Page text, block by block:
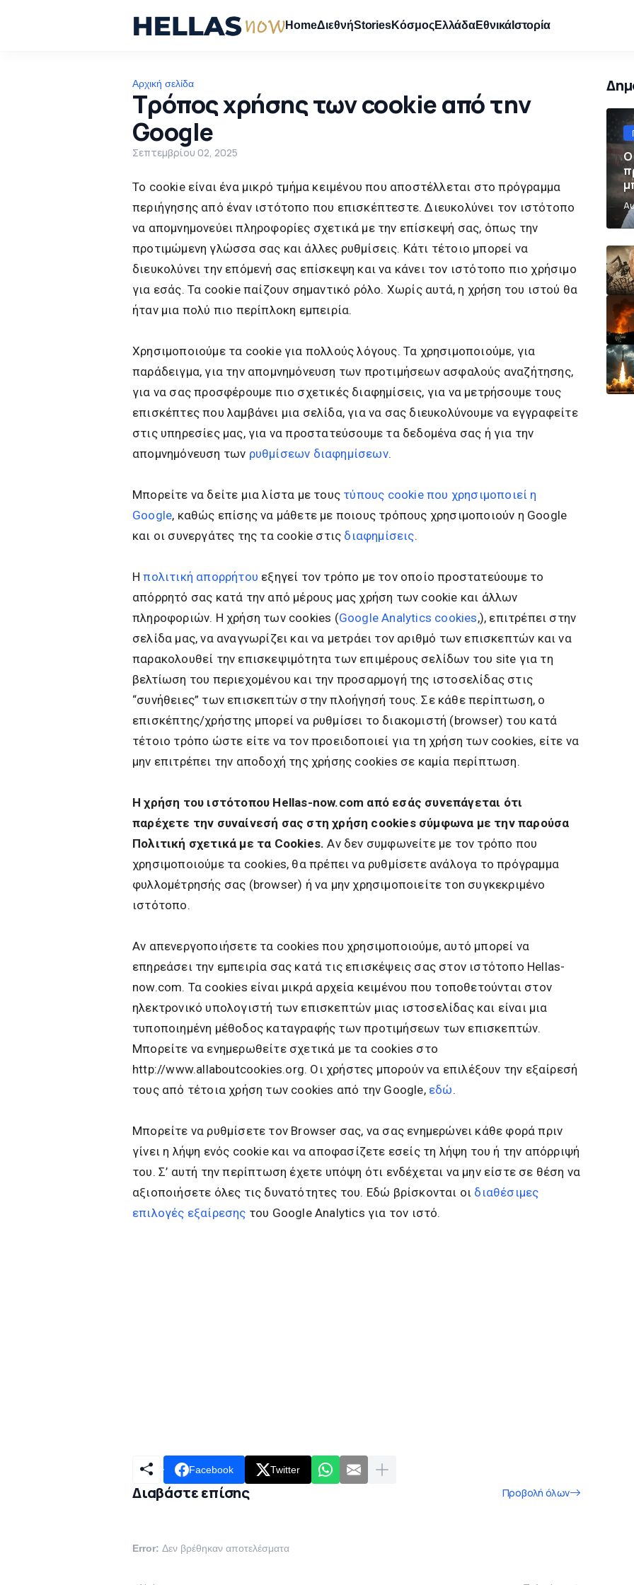
HomeΔιεθνήStoriesΚόσμοςΕλλάδαΕθνικάΙστορία
Αρχική σελίδα
Τρόπος χρήσης των cookie από την
Google
Σεπτεμβρίου 02, 2025
Το cookie είναι ένα μικρό τμήμα κειμένου που αποστέλλεται στο πρόγραμμα
περιήγησης από έναν ιστότοπο που επισκέπτεστε. Διευκολύνει τον ιστότοπο
να απομνημονεύει πληροφορίες σχετικά με την επίσκεψή σας, όπως την
προτιμώμενη γλώσσα σας και άλλες ρυθμίσεις. Κάτι τέτοιο μπορεί να
διευκολύνει την επόμενή σας επίσκεψη και να κάνει τον ιστότοπο πιο χρήσιμο
για εσάς. Τα cookie παίζουν σημαντικό ρόλο. Χωρίς αυτά, η χρήση του ιστού θα
ήταν μια πολύ πιο περίπλοκη εμπειρία.
Χρησιμοποιούμε τα cookie για πολλούς λόγους. Τα χρησιμοποιούμε, για
παράδειγμα, για την απομνημόνευση των προτιμήσεων ασφαλούς αναζήτησης,
για να σας προσφέρουμε πιο σχετικές διαφημίσεις, για να μετρήσουμε τους
επισκέπτες που λαμβάνει μια σελίδα, για να σας διευκολύνουμε να εγγραφείτε
στις υπηρεσίες μας, για να προστατεύσουμε τα δεδομένα σας ή για την
απομνημόνευση των ρυθμίσεων διαφημίσεων.
Μπορείτε να δείτε μια λίστα με τους τύπους cookie που χρησιμοποιεί η
Google, καθώς επίσης να μάθετε με ποιους τρόπους χρησιμοποιούν η Google
και οι συνεργάτες της τα cookie στις διαφημίσεις.
Ηπολιτική απορρήτου εξηγεί τον τρόπο με τον οποίο προστατεύουμε το
απόρρητό σας κατά την από μέρους μας χρήση των cookie και άλλων
πληροφοριών. Η χρήση των cookies (Google Analytics cookies,), επιτρέπει στηv
σελίδα μας, να αναγνωρίζει και να μετράει τον αριθμό των επισκεπτών και να
παρακολουθεί την επισκεψιμότητα των επιμέρους σελίδων του site για τη
βελτίωση του περιεχομένου και την προσαρμογή της ιστοσελίδας στις
“συνήθειες” των επισκεπτών στην πλοήγησή τους. Σε κάθε περίπτωση, ο
επισκέπτης/χρήστης μπορεί να ρυθμίσει το διακομιστή (browser) του κατά
τέτοιο τρόπο ώστε είτε να τον προειδοποιεί για τη χρήση των cookies, είτε να
μην επιτρέπει την αποδοχή της χρήσης cookies σε καμία περίπτωση.
Η χρήση του ιστότοπου Hellas-now.com από εσάς συνεπάγεται ότι
παρέχετε την συναίνεσή σας στη χρήση cookies σύμφωνα με την παρούσα
Πολιτική σχετικά με τα Cookies. Αν δεν συμφωνείτε με τον τρόπο που
χρησιμοποιούμε τα cookies, θα πρέπει να ρυθμίσετε ανάλογα το πρόγραμμα
φυλλομέτρησής σας (browser) ή να μην χρησιμοποιείτε τοn συγκεκριμένο
ιστότοπο.
Αν απενεργοποιήσετε τα cookies που χρησιμοποιούμε, αυτό μπορεί να
επηρεάσει την εμπειρία σας κατά τις επισκέψεις σας στον ιστότοπο Hellas-
now.com. Τα cookies είναι μικρά αρχεία κειμένου που τοποθετούνται στον
ηλεκτρονικό υπολογιστή των επισκεπτών μιας ιστοσελίδας και είναι μια
τυποποιημένη μέθοδος καταγραφής των προτιμήσεων των επισκεπτών.
Μπορείτε να ενημερωθείτε σχετικά με τα cookies στο
http://www.allaboutcookies.org. Οι χρήστες μπορούν να επιλέξουν την εξαίρεσή
τους από τέτοια χρήση των cookies από την Google, εδώ.
Μπορείτε να ρυθμίσετε τον Browser σας, να σας ενημερώνει κάθε φορά πριν
γίνει η λήψη ενός cookie και να αποφασίζετε εσείς τη λήψη του ή την απόρριψή
του. Σ’ αυτή την περίπτωση έχετε υπόψη ότι ενδέχεται να μην είστε σε θέση να
αξιοποιήσετε όλες τις δυνατότητες του. Εδώ βρίσκονται οι διαθέσιμες
επιλογές εξαίρεσης του Google Analytics για τον ιστό.
Facebook Twitter
Διαβάστε επίσης Προβολή όλων
Error: Δεν βρέθηκαν αποτελέσματα
Ο